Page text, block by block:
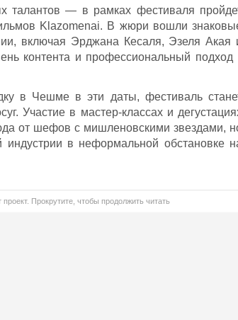
талантов — в рамках фестиваля
Klazomenai. В жюри вошли
включая Эрджана Кесаля, Эзеля Акая
контента и профессиональный подход
в Чешме в эти даты, фестиваль
Участие в мастер-классах и
от шефов с мишленовскими звездами,
в неформальной обстановке
Прокрутите, чтобы продолжить читать